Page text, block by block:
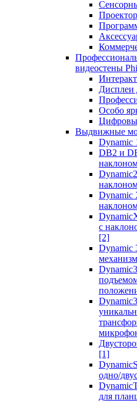
видеостены
Дисплеи
Особо
Выдвижные
Dynamic
DB2 и
с
[2]
Dynamic
[1]
одно/
для